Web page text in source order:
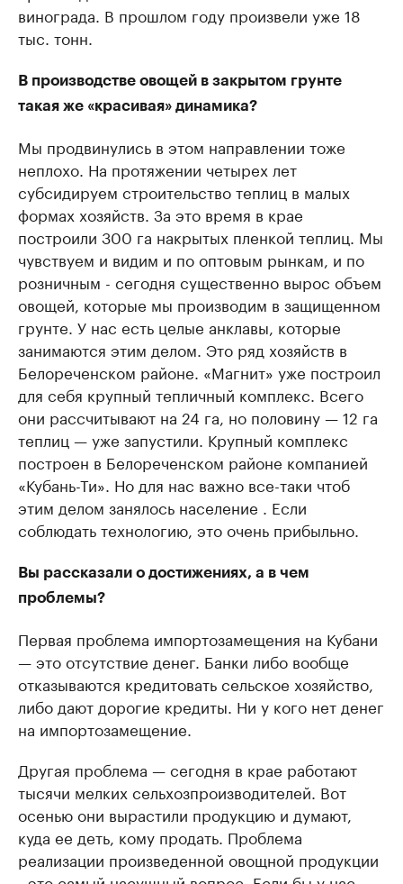
винограда. В прошлом году произвели уже 18
тыс. тонн.
В производстве овощей в закрытом грунте
такая же «красивая» динамика?
Мы продвинулись в этом направлении тоже
неплохо. На протяжении четырех лет
субсидируем строительство теплиц в малых
формах хозяйств. За это время в крае
построили 300 га накрытых пленкой теплиц. Мы
чувствуем и видим и по оптовым рынкам, и по
розничным - сегодня существенно вырос объем
овощей, которые мы производим в защищенном
грунте. У нас есть целые анклавы, которые
занимаются этим делом. Это ряд хозяйств в
Белореченском районе. «Магнит» уже построил
для себя крупный тепличный комплекс. Всего
они рассчитывают на 24 га, но половину — 12 га
теплиц — уже запустили. Крупный комплекс
построен в Белореченском районе компанией
«Кубань-Ти». Но для нас важно все-таки чтоб
этим делом занялось население . Если
соблюдать технологию, это очень прибыльно.
Вы рассказали о достижениях, а в чем
проблемы?
Первая проблема импортозамещения на Кубани
— это отсутствие денег. Банки либо вообще
отказываются кредитовать сельское хозяйство,
либо дают дорогие кредиты. Ни у кого нет денег
на импортозамещение.
Другая проблема — сегодня в крае работают
тысячи мелких сельхозпроизводителей. Вот
осенью они вырастили продукцию и думают,
куда ее деть, кому продать. Проблема
реализации произведенной овощной продукции